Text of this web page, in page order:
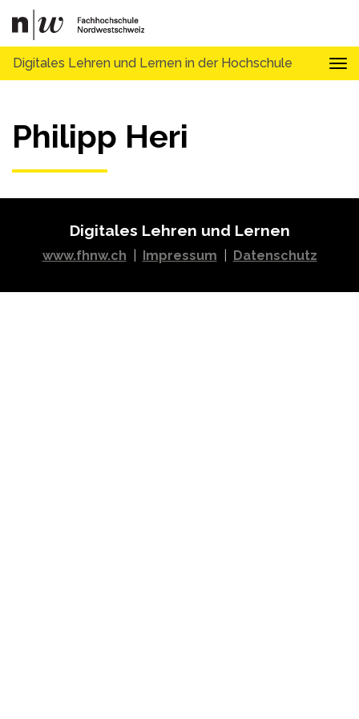
Digitales Lehren und Lernen in der Hochschule
Philipp Heri
Digitales Lehren und Lernen
www.fhnw.ch Impressum Datenschutz